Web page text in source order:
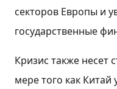
секторов Европы и
государственные
Кризис также несет
мере того как Китай